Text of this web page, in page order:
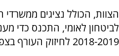
הצוות, הכולל נציגים ממשרדי
לביטחון לאומי, התכנס כדי
2018-2019 לחיזוק העורף בצפון.